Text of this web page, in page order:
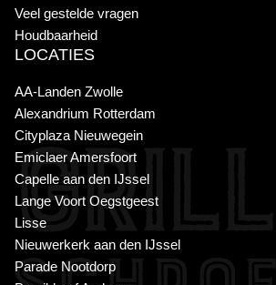
Veel gestelde vragen
Houdbaarheid
LOCATIES
AA-Landen Zwolle
Alexandrium Rotterdam
Cityplaza Nieuwegein
Emiclaer Amersfoort
Capelle aan den IJssel
Lange Voort Oegstgeest
Lisse
Nieuwerkerk aan den IJssel
Parade Nootdorp